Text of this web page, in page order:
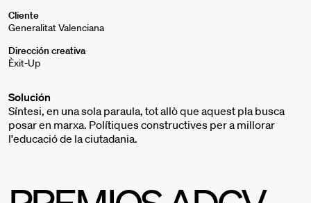
Cliente
Generalitat Valenciana
Dirección creativa
Èxit-Up
Solución
Síntesi, en una sola paraula, tot allò que aquest pla busca
posar en marxa. Polítiques constructives per a millorar
l'educació de la ciutadania.